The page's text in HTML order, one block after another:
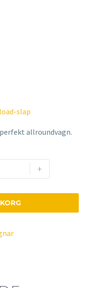
slap
allroundvagn.
+